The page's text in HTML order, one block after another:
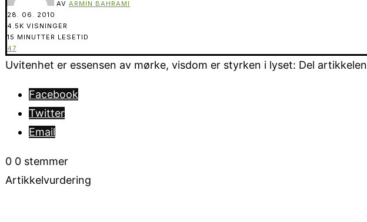
AV ARMIN BAHRAMI
28. 06. 2010
4.5K VISNINGER
15 MINUTTER LESETID
47
Uvitenhet er essensen av mørke, visdom er styrken i lyset: Del artikkelen
Facebook
Twitter
Email
0 0 stemmer
Artikkelvurdering